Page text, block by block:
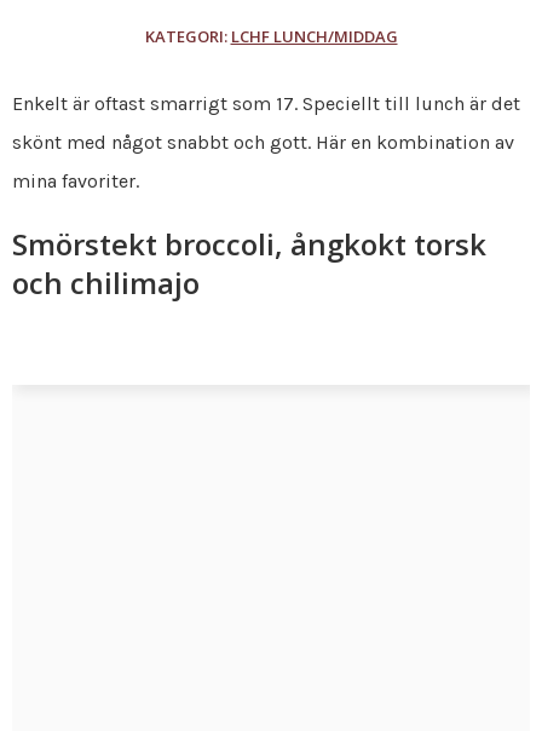
KATEGORI: LCHF LUNCH/MIDDAG
Enkelt är oftast smarrigt som 17. Speciellt till lunch är det
skönt med något snabbt och gott. Här en kombination av
mina favoriter.
Smörstekt broccoli, ångkokt torsk
och chilimajo